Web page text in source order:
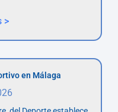
>
en Málaga